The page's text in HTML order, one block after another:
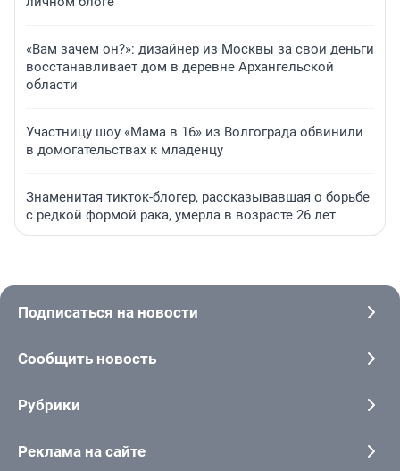
«Вам зачем он?»: дизайнер из Москвы за свои деньги
восстанавливает дом в деревне Архангельской
области
Участницу шоу «Мама в 16» из Волгограда обвинили
в домогательствах к младенцу
Знаменитая тикток-блогер, рассказывавшая о борьбе
с редкой формой рака, умерла в возрасте 26 лет
Подписаться на новости
Сообщить новость
Рубрики
Реклама на сайте